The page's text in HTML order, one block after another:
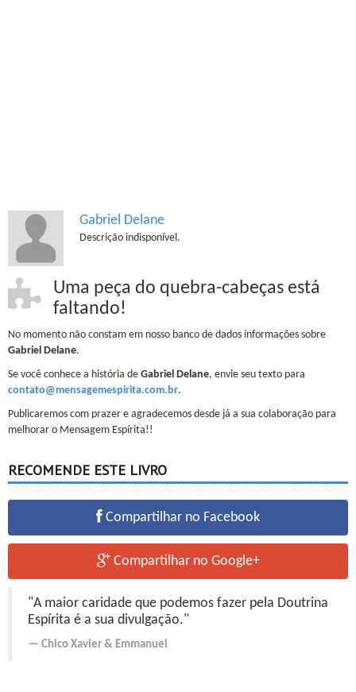
Gabriel Delane
Descrição indisponível.
Uma peça do quebra-cabeças está
faltando!
No momento não constam em nosso banco de dados informações sobre
Gabriel Delane.
Se você conhece a história de Gabriel Delane, envie seu texto para
contato@mensagemespirita.com.br.
Publicaremos com prazer e agradecemos desde já a sua colaboração para
melhorar o Mensagem Espírita!!
RECOMENDE ESTE LIVRO
Compartilhar no Facebook
Compartilhar no Google+
"A maior caridade que podemos fazer pela Doutrina
Espírita é a sua divulgação."
Chico Xavier & Emmanuel